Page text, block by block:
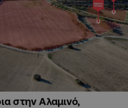
στην Αλαμινό,